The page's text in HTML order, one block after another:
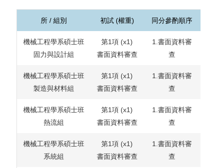
所 / 組別 初試 (權重) 同分參酌順序
機械工程學系碩士班
固力與設計組
第1項 (x1)
書面資料審查
1.書面資料審
查
機械工程學系碩士班
製造與材料組
第1項 (x1)
書面資料審查
1.書面資料審
查
機械工程學系碩士班
熱流組
第1項 (x1)
書面資料審查
1.書面資料審
查
機械工程學系碩士班
系統組
第1項 (x1)
書面資料審查
1.書面資料審
查